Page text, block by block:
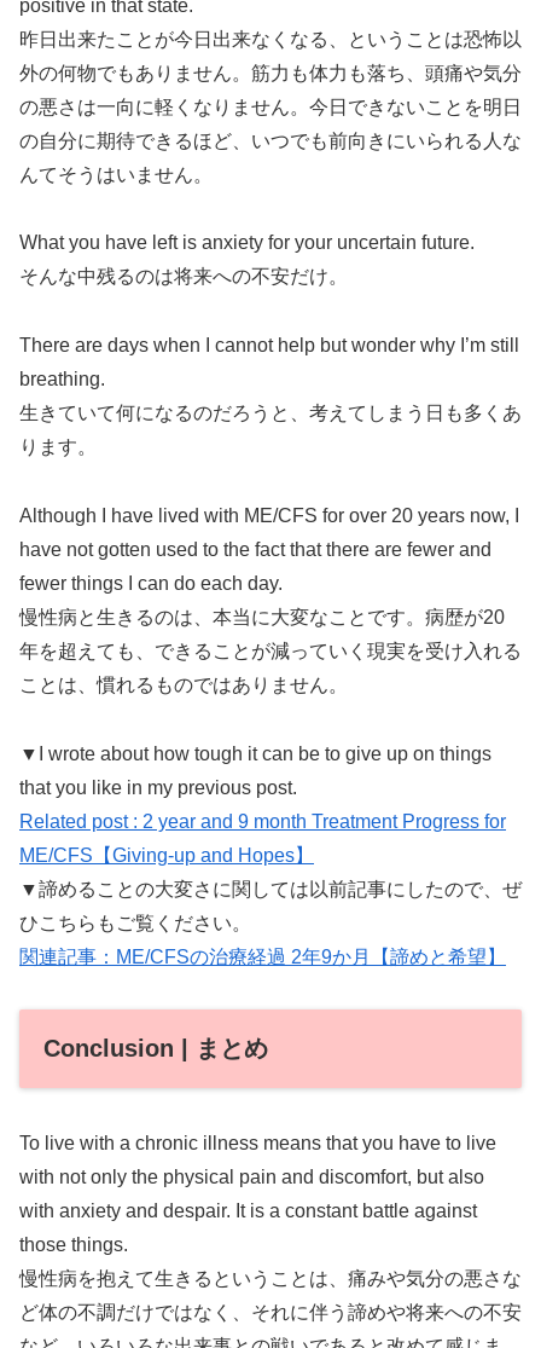
positive in that state.
昨日出来たことが今日出来なくなる、ということは恐怖以
外の何物でもありません。筋力も体力も落ち、頭痛や気分
の悪さは一向に軽くなりません。今日できないことを明日
の自分に期待できるほど、いつでも前向きにいられる人な
んてそうはいません。
What you have left is anxiety for your uncertain future.
そんな中残るのは将来への不安だけ。
There are days when I cannot help but wonder why I’m still
breathing.
生きていて何になるのだろうと、考えてしまう日も多くあ
ります。
Although I have lived with ME/CFS for over 20 years now, I
have not gotten used to the fact that there are fewer and
fewer things I can do each day.
慢性病と生きるのは、本当に大変なことです。病歴が20
年を超えても、できることが減っていく現実を受け入れる
ことは、慣れるものではありません。
▼I wrote about how tough it can be to give up on things
that you like in my previous post.
Related post : 2 year and 9 month Treatment Progress for
ME/CFS【Giving-up and Hopes】
▼諦めることの大変さに関しては以前記事にしたので、ぜ
ひこちらもご覧ください。
関連記事：ME/CFSの治療経過 2年9か月【諦めと希望】
Conclusion | まとめ
To live with a chronic illness means that you have to live
with not only the physical pain and discomfort, but also
with anxiety and despair. It is a constant battle against
those things.
慢性病を抱えて生きるということは、痛みや気分の悪さな
ど体の不調だけではなく、それに伴う諦めや将来への不安